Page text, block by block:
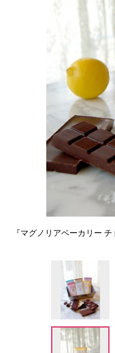
『マグノリアベーカリー